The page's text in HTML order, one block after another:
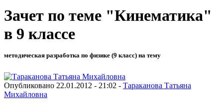
Зачет по теме "Кинематика"
в 9 классе
методическая разработка по физике (9 класс) на тему
Опубликовано 22.01.2012 - 21:02 - Тараканова Татьяна
Михайловна